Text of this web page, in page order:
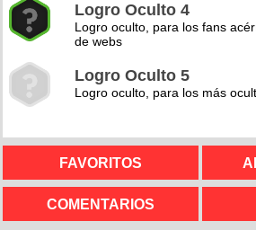
Logro Oculto 4
Logro oculto, para los fans
de webs
Logro Oculto 5
Logro oculto, para los más
FAVORITOS
COMENTARIOS